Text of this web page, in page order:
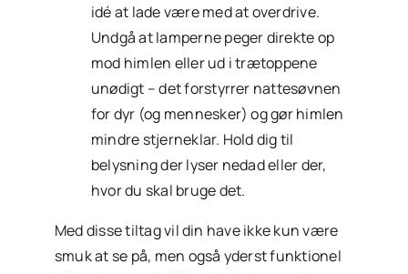
idé at lade være med at overdrive.
Undgå at lamperne peger direkte op
mod himlen eller ud i trætoppene
unødigt – det forstyrrer nattesøvnen
for dyr (og mennesker) og gør himlen
mindre stjerneklar. Hold dig til
belysning der lyser nedad eller der,
hvor du skal bruge det.
Med disse tiltag vil din have ikke kun være
smuk at se på, men også yderst funktionel